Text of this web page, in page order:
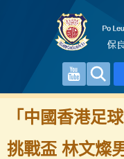
「中國香港足
挑戰盃 林文燦